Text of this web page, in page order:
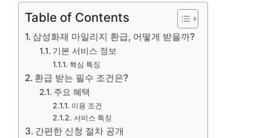
Table of Contents
삼성화재 마일리지 환급, 어떻게 받을까?
기본 서비스 정보
핵심 특징
환급 받는 필수 조건은?
주요 혜택
이용 조건
서비스 특징
간편한 신청 절차 공개